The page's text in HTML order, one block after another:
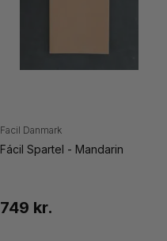
Facil Danmark
Fácil Spartel - Mandarin
749 kr.